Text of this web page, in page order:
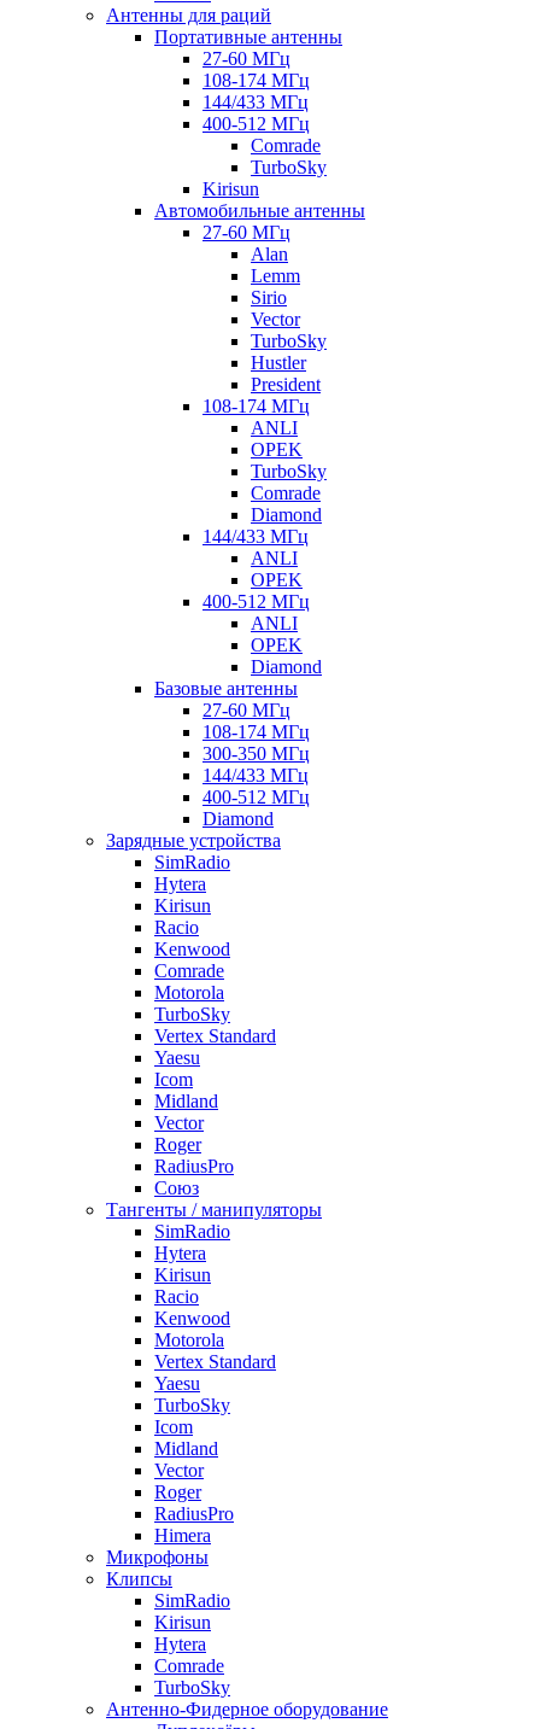
Антенны для раций
Портативные антенны
27-60 МГц
108-174 МГц
144/433 МГц
400-512 МГц
Comrade
TurboSky
Kirisun
Автомобильные антенны
27-60 МГц
Alan
Lemm
Sirio
Vector
TurboSky
Hustler
President
108-174 МГц
ANLI
OPEK
TurboSky
Comrade
Diamond
144/433 МГц
ANLI
OPEK
400-512 МГц
ANLI
OPEK
Diamond
Базовые антенны
27-60 МГц
108-174 МГц
300-350 МГц
144/433 МГц
400-512 МГц
Diamond
Зарядные устройства
SimRadio
Hytera
Kirisun
Racio
Kenwood
Comrade
Motorola
TurboSky
Vertex Standard
Yaesu
Icom
Midland
Vector
Roger
RadiusPro
Союз
Тангенты / манипуляторы
SimRadio
Hytera
Kirisun
Racio
Kenwood
Motorola
Vertex Standard
Yaesu
TurboSky
Icom
Midland
Vector
Roger
RadiusPro
Himera
Микрофоны
Клипсы
SimRadio
Kirisun
Hytera
Comrade
TurboSky
Антенно-Фидерное оборудование